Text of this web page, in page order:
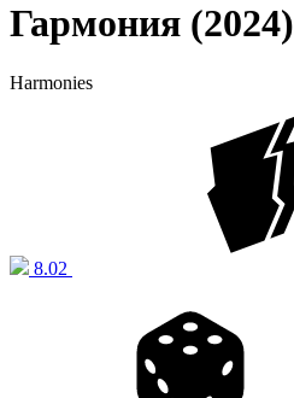
Гармония (2024)
Harmonies
8.02